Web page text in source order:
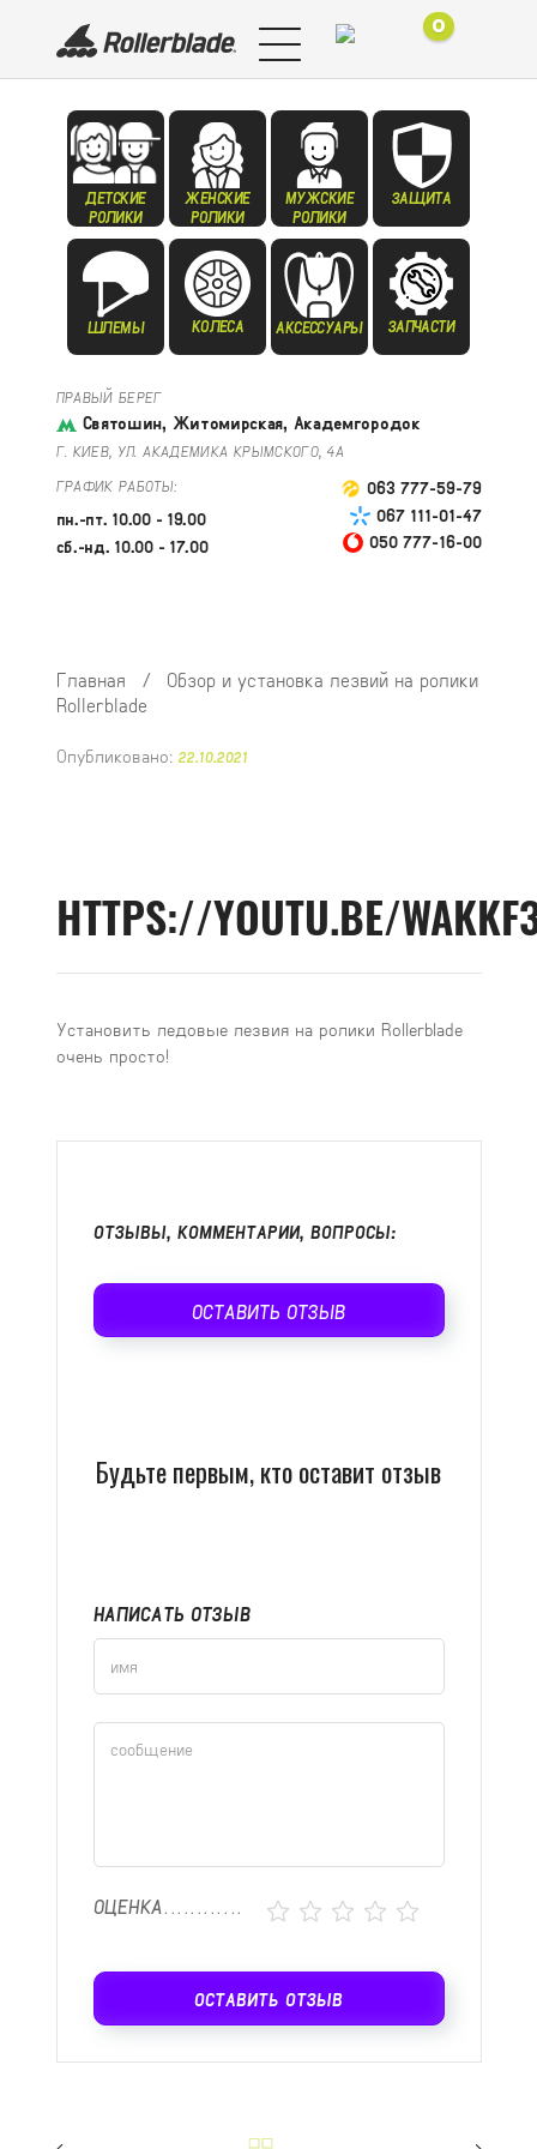
0
ДЕТСКИЕ
РОЛИКИ
ЖЕНСКИЕ
РОЛИКИ
МУЖСКИЕ
РОЛИКИ
ЗАЩИТА
ШЛЕМЫ КОЛЕСА АКСЕССУАРЫ ЗАПЧАСТИ
ПРАВЫЙ БЕРЕГ
Святошин, Житомирская, Академгородок
Г. КИЕВ, УЛ. АКАДЕМИКА КРЫМСКОГО, 4А
ГРАФИК РАБОТЫ:
пн.-пт. 10.00 - 19.00
сб.-нд. 10.00 - 17.00
063 777-59-79
067 111-01-47
050 777-16-00
Главная /
Обзор и установка лезвий на ролики
Rollerblade
Опубликовано: 22.10.2021
HTTPS://YOUTU.BE/
Установить ледовые лезвия на ролики Rollerblade
очень просто!
ОТЗЫВЫ, КОММЕНТАРИИ, ВОПРОСЫ:
ОСТАВИТЬ ОТЗЫВ
Будьте первым, кто оставит отзыв
НАПИСАТЬ ОТЗЫВ
ОЦЕНКА
ОСТАВИТЬ ОТЗЫВ